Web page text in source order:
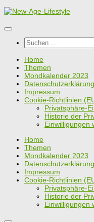
Zum
springen
Suchen
nach:
Home
Themen
Mondkalender 2023
Datenschutzerklärung
Impressum
Cookie-Richtlinien
Privatsphäre-
Historie der
Einwilligungen
Home
Themen
Mondkalender 2023
Datenschutzerklärung
Impressum
Cookie-Richtlinien
Privatsphäre-
Historie der
Einwilligungen